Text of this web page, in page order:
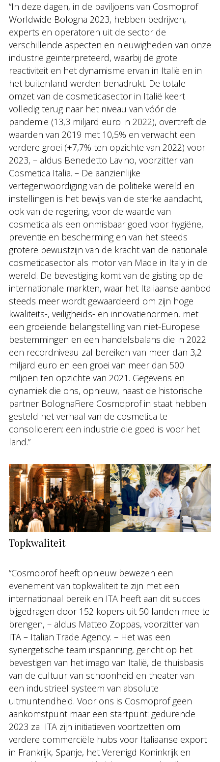
“In deze dagen, in de paviljoens van Cosmoprof
Worldwide Bologna 2023, hebben bedrijven,
experts en operatoren uit de sector de
verschillende aspecten en nieuwigheden van onze
industrie geïnterpreteerd, waarbij de grote
reactiviteit en het dynamisme ervan in Italië en in
het buitenland werden benadrukt. De totale
omzet van de cosmeticasector in Italië keert
volledig terug naar het niveau van vóór de
pandemie (13,3 miljard euro in 2022), overtreft de
waarden van 2019 met 10,5% en verwacht een
verdere groei (+7,7% ten opzichte van 2022) voor
2023, – aldus Benedetto Lavino, voorzitter van
Cosmetica Italia. – De aanzienlijke
vertegenwoordiging van de politieke wereld en
instellingen is het bewijs van de sterke aandacht,
ook van de regering, voor de waarde van
cosmetica als een onmisbaar goed voor hygiëne,
preventie en bescherming en van het steeds
grotere bewustzijn van de kracht van de nationale
cosmeticasector als motor van Made in Italy in de
wereld. De bevestiging komt van de gisting op de
internationale markten, waar het Italiaanse aanbod
steeds meer wordt gewaardeerd om zijn hoge
kwaliteits-, veiligheids- en innovatienormen, met
een groeiende belangstelling van niet-Europese
bestemmingen en een handelsbalans die in 2022
een recordniveau zal bereiken van meer dan 3,2
miljard euro en een groei van meer dan 500
miljoen ten opzichte van 2021. Gegevens en
dynamiek die ons, opnieuw, naast de historische
partner BolognaFiere Cosmoprof in staat hebben
gesteld het verhaal van de cosmetica te
consolideren: een industrie die goed is voor het
land.”
Topkwaliteit
“Cosmoprof heeft opnieuw bewezen een
evenement van topkwaliteit te zijn met een
internationaal bereik en ITA heeft aan dit succes
bijgedragen door 152 kopers uit 50 landen mee te
brengen, – aldus Matteo Zoppas, voorzitter van
ITA – Italian Trade Agency. – Het was een
synergetische team inspanning, gericht op het
bevestigen van het imago van Italië, de thuisbasis
van de cultuur van schoonheid en theater van
een industrieel systeem van absolute
uitmuntendheid. Voor ons is Cosmoprof geen
aankomstpunt maar een startpunt: gedurende
2023 zal ITA zijn initiatieven voortzetten om
verdere commerciële hubs voor Italiaanse export
in Frankrijk, Spanje, het Verenigd Koninkrijk en